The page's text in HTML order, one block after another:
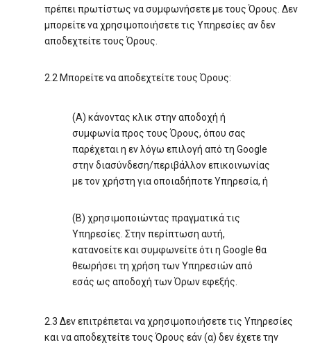
πρέπει πρωτίστως να συμφωνήσετε με τους Όρους. Δεν
μπορείτε να χρησιμοποιήσετε τις Υπηρεσίες αν δεν
αποδεχτείτε τους Όρους.
2.2 Μπορείτε να αποδεχτείτε τους Όρους:
(A) κάνοντας κλικ στην αποδοχή ή
συμφωνία προς τους Όρους, όπου σας
παρέχεται η εν λόγω επιλογή από τη Google
στην διασύνδεση/περιβάλλον επικοινωνίας
με τον χρήστη για οποιαδήποτε Υπηρεσία, ή
(B) χρησιμοποιώντας πραγματικά τις
Υπηρεσίες. Στην περίπτωση αυτή,
κατανοείτε και συμφωνείτε ότι η Google θα
θεωρήσει τη χρήση των Υπηρεσιών από
εσάς ως αποδοχή των Όρων εφεξής.
2.3 Δεν επιτρέπεται να χρησιμοποιήσετε τις Υπηρεσίες
και να αποδεχτείτε τους Όρους εάν (α) δεν έχετε την